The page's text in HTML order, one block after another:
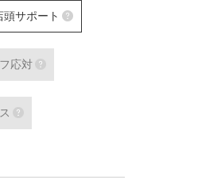
頭サポート
可能な
応対
ャリアやブ
詳細はこちら